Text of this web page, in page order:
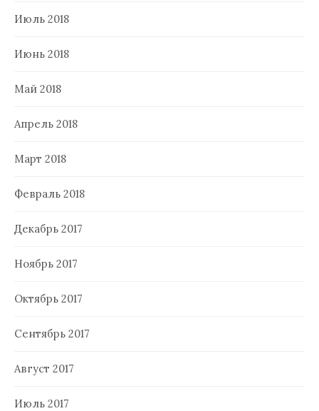
Июль 2018
Июнь 2018
Май 2018
Апрель 2018
Март 2018
Февраль 2018
Декабрь 2017
Ноябрь 2017
Октябрь 2017
Сентябрь 2017
Август 2017
Июль 2017